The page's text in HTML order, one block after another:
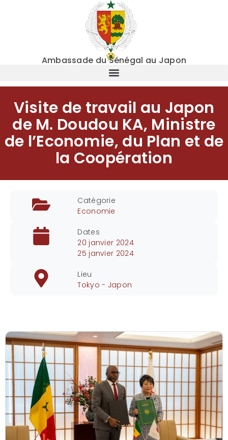
Ambassade du Sénégal au Japon
Visite de travail au Japon
de M. Doudou KA, Ministre
de l’Economie, du Plan et de
la Coopération
Catégorie
Economie
Dates
20 janvier 2024
25 janvier 2024
Lieu
Tokyo - Japon